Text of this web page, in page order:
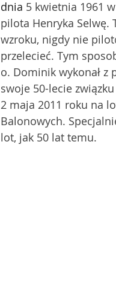
dnia 5 kwietnia 1961
pilota Henryka Selwę.
wzroku, nigdy nie
przelecieć. Tym
o. Dominik wykonał z
swoje 50-lecie
2 maja 2011 roku na
Balonowych.
lot, jak 50 lat temu.